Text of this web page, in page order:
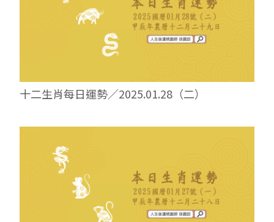
十二生肖每日運勢／2025.01.28（二）